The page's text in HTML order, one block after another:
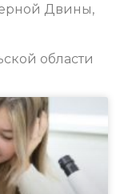
Двины,
области